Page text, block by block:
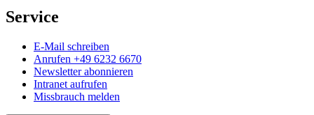
Service
E-Mail schreiben
Anrufen +49 6232 6670
Newsletter abonnieren
Intranet aufrufen
Missbrauch melden